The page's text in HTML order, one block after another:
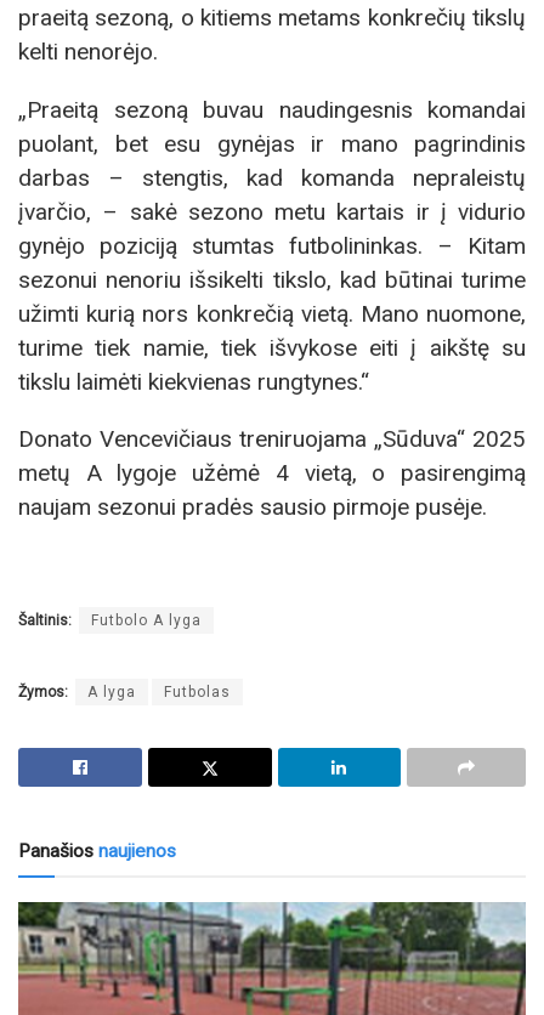
praeitą sezoną, o kitiems metams konkrečių tikslų
kelti nenorėjo.
„Praeitą sezoną buvau naudingesnis komandai
puolant, bet esu gynėjas ir mano pagrindinis
darbas – stengtis, kad komanda nepraleistų
įvarčio, – sakė sezono metu kartais ir į vidurio
gynėjo poziciją stumtas futbolininkas. – Kitam
sezonui nenoriu išsikelti tikslo, kad būtinai turime
užimti kurią nors konkrečią vietą. Mano nuomone,
turime tiek namie, tiek išvykose eiti į aikštę su
tikslu laimėti kiekvienas rungtynes.“
Donato Vencevičiaus treniruojama „Sūduva“ 2025
metų A lygoje užėmė 4 vietą, o pasirengimą
naujam sezonui pradės sausio pirmoje pusėje.
Šaltinis: Futbolo A lyga
Žymos: A lyga Futbolas
Panašios naujienos